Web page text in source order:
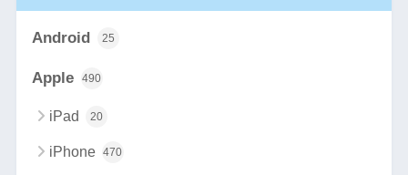
Android 25
Apple 490
iPad 20
iPhone 470